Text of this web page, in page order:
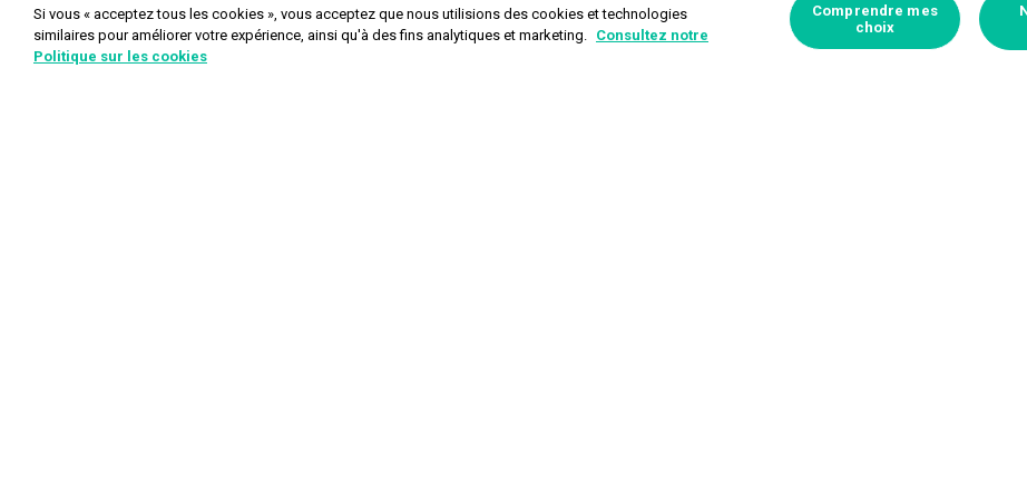
Si vous « acceptez tous les cookies », vous acceptez que nous utilisions des cookies et technologies
similaires pour améliorer votre expérience, ainsi qu'à des fins analytiques et marketing. Consultez notre
Politique sur les cookies
Comprendre mes
choix